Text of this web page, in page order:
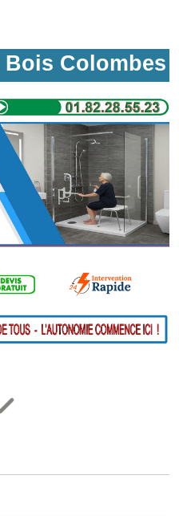
Bois Colombes